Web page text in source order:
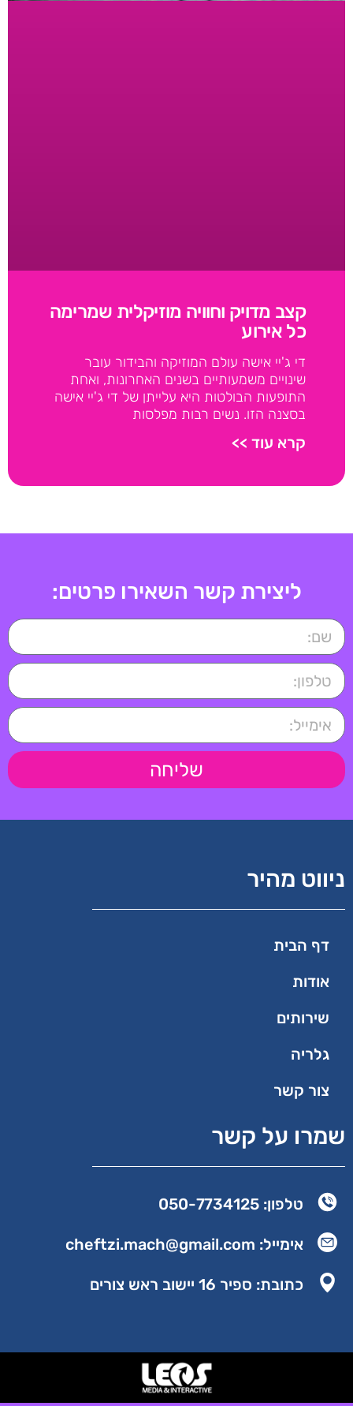
קצב מדויק וחוויה מוזיקלית שמרימה
כל אירוע
די ג'יי אישה עולם המוזיקה והבידור עובר
שינויים משמעותיים בשנים האחרונות, ואחת
התופעות הבולטות היא עלייתן של די ג'יי אישה
בסצנה הזו. נשים רבות מפלסות
קרא עוד >>
ליצירת קשר השאירו פרטים:
שליחה
ניווט מהיר
דף הבית
אודות
שירותים
גלריה
צור קשר
שמרו על קשר
טלפון: 050-7734125
אימייל: cheftzi.mach@gmail.com
כתובת: ספיר 16 יישוב ראש צורים